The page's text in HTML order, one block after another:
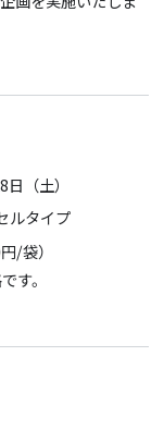
（土）
ルタイプ
/袋）
す。